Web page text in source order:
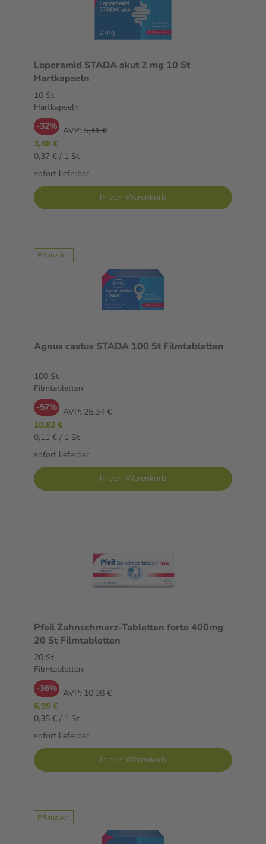
Loperamid STADA akut 2 mg 10 St
Hartkapseln
10 St
Hartkapseln
-32% AVP: 5,41 €
3,68 €
0,37 € / 1 St
sofort lieferbar
In den Warenkorb
Pflanzlich
Agnus castus STADA 100 St Filmtabletten
100 St
Filmtabletten
-57% AVP: 25,34 €
10,82 €
0,11 € / 1 St
sofort lieferbar
In den Warenkorb
Pfeil Zahnschmerz-Tabletten forte 400mg
20 St Filmtabletten
20 St
Filmtabletten
-36% AVP: 10,98 €
6,99 €
0,35 € / 1 St
sofort lieferbar
In den Warenkorb
Pflanzlich